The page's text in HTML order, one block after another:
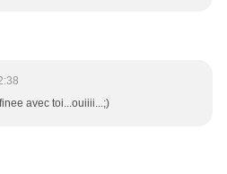
avec toi...ouiiii...;)